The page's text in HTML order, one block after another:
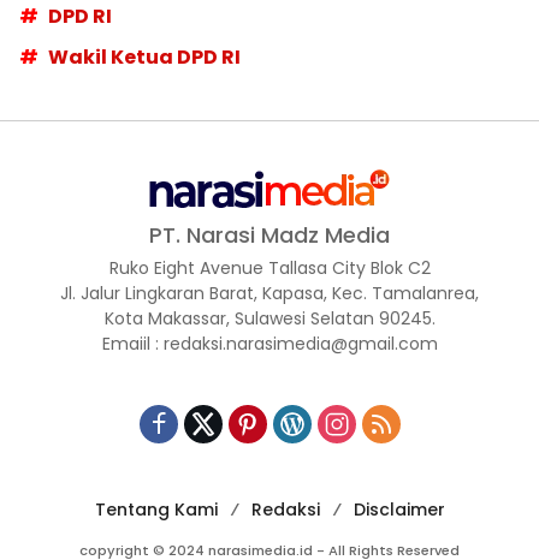
DPD RI
Wakil Ketua DPD RI
PT. Narasi Madz Media
Ruko Eight Avenue Tallasa City Blok C2
Jl. Jalur Lingkaran Barat, Kapasa, Kec. Tamalanrea,
Kota Makassar, Sulawesi Selatan 90245.
Emaiil : redaksi.narasimedia@gmail.com
Tentang Kami Redaksi Disclaimer
copyright © 2024 narasimedia.id - All Rights Reserved